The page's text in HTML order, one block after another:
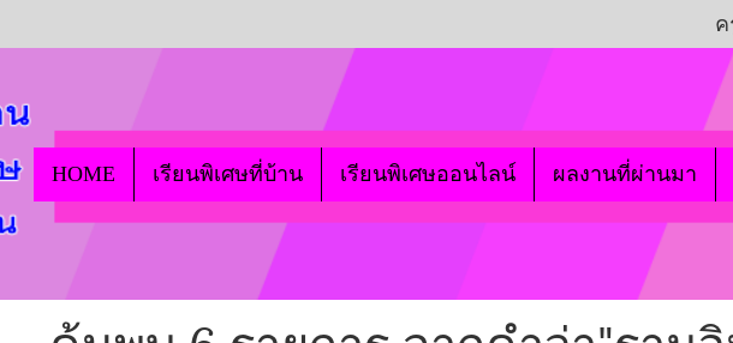
HOME เรียนพิเศษที่บ้าน เรียนพิเศษออนไลน์ ผลงานที่ผ่านมา